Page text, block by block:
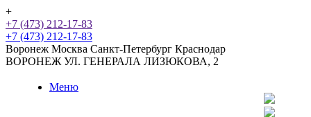
+
+7 (473) 212-17-83
+7 (473) 212-17-83
Воронеж Москва Санкт-Петербург Краснодар
ВОРОНЕЖ УЛ. ГЕНЕРАЛА ЛИЗЮКОВА, 2
Меню